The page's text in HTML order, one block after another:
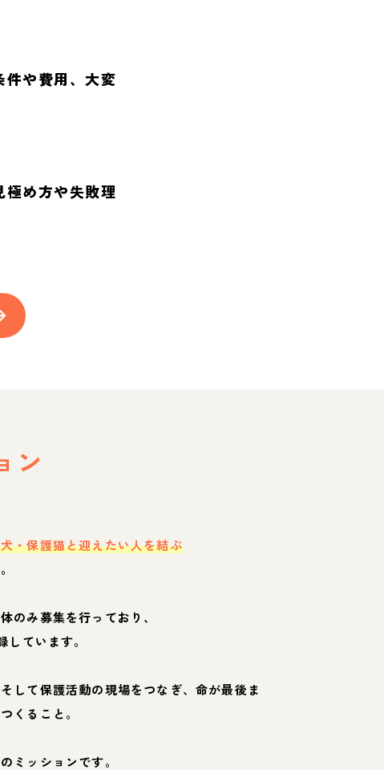
件や費用、大変
め方や失敗理
ン
・保護猫と迎えたい人を結ぶ
のみ募集を行っており、
しています。
して保護活動の現場をつなぎ、命が最後ま
くること。
ミッションです。